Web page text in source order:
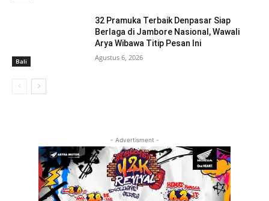
Bali
32 Pramuka Terbaik Denpasar Siap
Berlaga di Jambore Nasional, Wawali
Arya Wibawa Titip Pesan Ini
Agustus 6, 2026
- Advertisment -